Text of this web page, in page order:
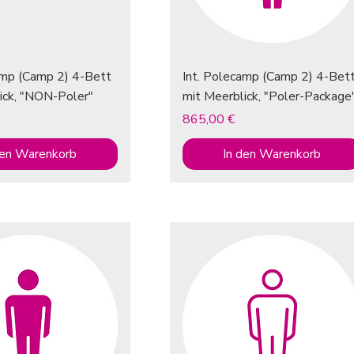
(Camp 2) 4-Bett
"NON-Poler"
Warenkorb
Int. Polecamp (Camp 2) 4-
mit Meerblick, "Poler-
Preis
865,00 €
In den Warenkorb